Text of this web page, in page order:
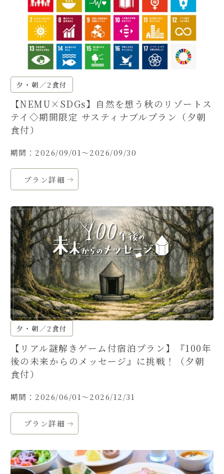
夕・朝／2食付
【NEMU×SDGs】自然を想う秋のリゾートス
テイ◇期間限定 サスティナブルプラン（夕朝
食付）
期間：2026/09/01～2026/09/30
プラン詳細
夕・朝／2食付
【リアル謎解きゲーム付宿泊プラン】『100年
後の未来からのメッセージ』に挑戦！（夕朝
食付）
期間：2026/06/01～2026/12/31
プラン詳細